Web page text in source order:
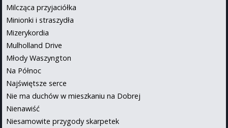
Milcząca przyjaciółka
Minionki i straszydła
Mizerykordia
Mulholland Drive
Młody Waszyngton
Na Północ
Najświętsze serce
Nie ma duchów w mieszkaniu na Dobrej
Nienawiść
Niesamowite przygody skarpetek